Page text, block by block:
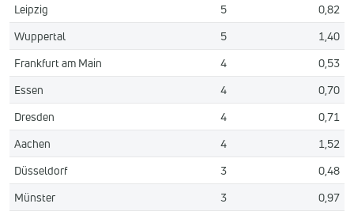
Leipzig
5
0,82
Wuppertal
5
1,40
Frankfurt am Main
4
0,53
Essen
4
0,70
Dresden
4
0,71
Aachen
4
1,52
Düsseldorf
3
0,48
Münster
3
0,97